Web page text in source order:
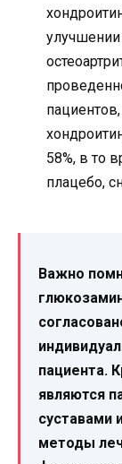
улучшении
58%, в то
плацебо,
Важно
пациента.
являются
суставами
методы